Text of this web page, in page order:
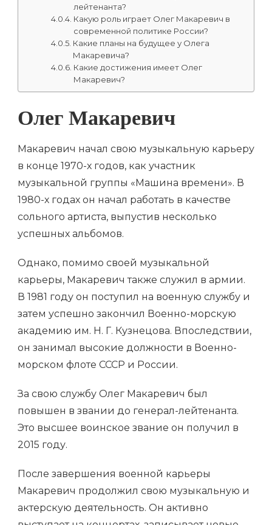
лейтенанта?
Какую роль играет Олег Макаревич в
современной политике России?
Какие планы на будущее у Олега
Макаревича?
Какие достижения имеет Олег
Макаревич?
Олег Макаревич
Макаревич начал свою музыкальную карьеру
в конце 1970-х годов, как участник
музыкальной группы «Машина времени». В
1980-х годах он начал работать в качестве
сольного артиста, выпустив несколько
успешных альбомов.
Однако, помимо своей музыкальной
карьеры, Макаревич также служил в армии.
В 1981 году он поступил на военную службу и
затем успешно закончил Военно-морскую
академию им. Н. Г. Кузнецова. Впоследствии,
он занимал высокие должности в Военно-
морском флоте СССР и России.
За свою службу Олег Макаревич был
повышен в звании до генерал-лейтенанта.
Это высшее воинское звание он получил в
2015 году.
После завершения военной карьеры
Макаревич продолжил свою музыкальную и
актерскую деятельность. Он активно